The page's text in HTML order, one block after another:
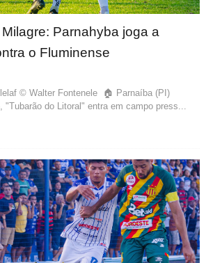
Parnahyba joga a
o Fluminense
© Walter Fontenele 🏠 Parnaíba (PI)
"Tubarão do Litoral" entra em campo press...